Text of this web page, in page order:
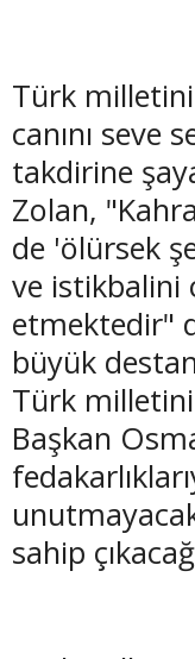
Türk
canını seve
takdirine
Zolan,
de 'ölürsek
ve istikbalini
etmektedir"
büyük
Türk
Başkan
sahip